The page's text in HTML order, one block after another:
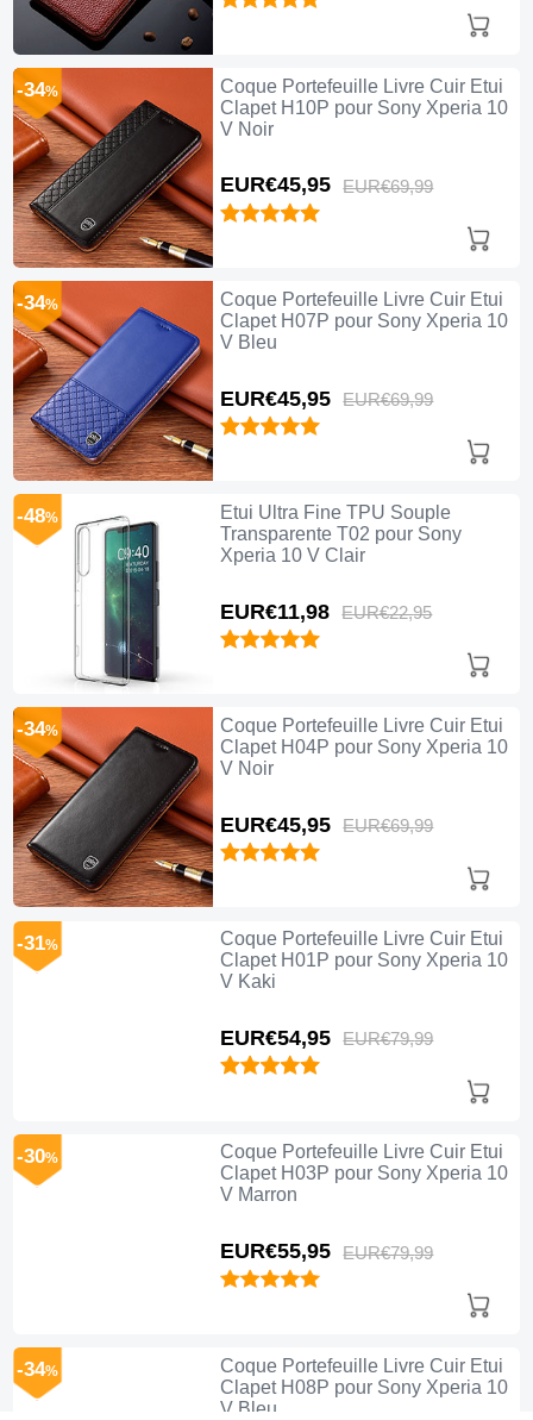
Coque Portefeuille Livre Cuir Etui
Clapet H10P pour Sony Xperia 10
V Noir
EUR€45,95 EUR€69,99
-34%
Coque Portefeuille Livre Cuir Etui
Clapet H07P pour Sony Xperia 10
V Bleu
EUR€45,95 EUR€69,99
-34%
Etui Ultra Fine TPU Souple
Transparente T02 pour Sony
Xperia 10 V Clair
EUR€11,98 EUR€22,95
-48%
Coque Portefeuille Livre Cuir Etui
Clapet H04P pour Sony Xperia 10
V Noir
EUR€45,95 EUR€69,99
-34%
Coque Portefeuille Livre Cuir Etui
Clapet H01P pour Sony Xperia 10
V Kaki
EUR€54,95 EUR€79,99
-31%
Coque Portefeuille Livre Cuir Etui
Clapet H03P pour Sony Xperia 10
V Marron
EUR€55,95 EUR€79,99
-30%
Coque Portefeuille Livre Cuir Etui
Clapet H08P pour Sony Xperia 10
V Bleu
-34%